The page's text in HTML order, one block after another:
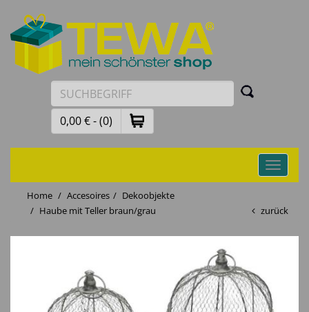
0,00 € - (0)
Toggle
Home
Accesoires
Dekoobjekte
Haube mit Teller braun/grau
zurück